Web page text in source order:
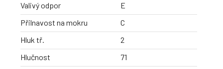
Valivý odpor
E
Přilnavost na mokru
C
Hluk tř.
2
Hlučnost
71